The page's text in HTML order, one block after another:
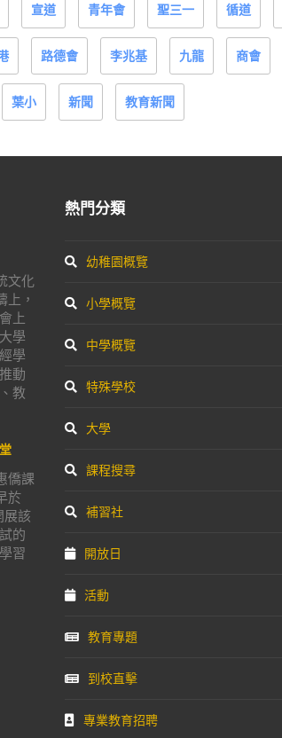
宣道 青年會 聖三一 循道
路德會 李兆基 九龍 商會
葉小 新聞 教育新聞
文化
上，
上
學
學
動
教
僑課
於
展該
的
習
熱門分類
幼稚園概覽
小學概覽
中學概覽
特殊學校
大學
課程搜尋
補習社
開放日
活動
教育專題
到校直擊
專業教育招聘